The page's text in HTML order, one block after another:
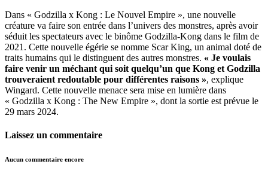
Dans « Godzilla x Kong : Le Nouvel Empire », une nouvelle
créature va faire son entrée dans l’univers des monstres, après avoir
séduit les spectateurs avec le binôme Godzilla-Kong dans le film de
2021. Cette nouvelle égérie se nomme Scar King, un animal doté de
traits humains qui le distinguent des autres monstres. « Je voulais
faire venir un méchant qui soit quelqu’un que Kong et Godzilla
trouveraient redoutable pour différentes raisons », explique
Wingard. Cette nouvelle menace sera mise en lumière dans
« Godzilla x Kong : The New Empire », dont la sortie est prévue le
29 mars 2024.
Laissez un commentaire
Aucun commentaire encore